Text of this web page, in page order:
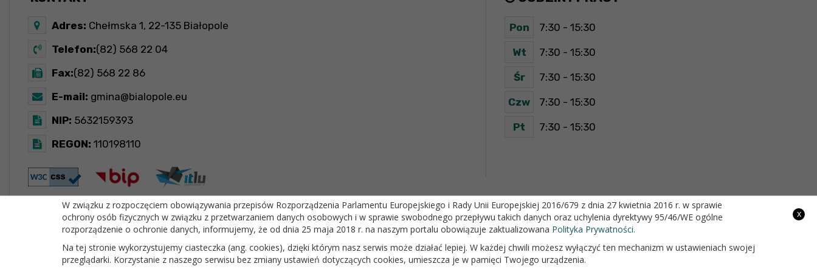
Adres: Chełmska 1, 22-135 Białopole
Telefon:(82) 568 22 04
Fax:(82) 568 22 86
E-mail: gmina@bialopole.eu
NIP: 5632159393
REGON: 110198110
Pon 7:30 - 15:30
Wt 7:30 - 15:30
Śr 7:30 - 15:30
Czw 7:30 - 15:30
Pt 7:30 - 15:30
OFICJALNY SERWIS INTERNETOWY GMINY BIAŁOPOLE Projekt i wykonanie x
W związku z rozpoczęciem obowiązywania przepisów Rozporządzenia Parlamentu Europejskiego i Rady Unii Europejskiej 2016/679 z dnia 27 kwietnia 2016 r. w sprawie
ochrony osób fizycznych w związku z przetwarzaniem danych osobowych i w sprawie swobodnego przepływu takich danych oraz uchylenia dyrektywy 95/46/WE ogólne
rozporządzenie o ochronie danych, informujemy, że od dnia 25 maja 2018 r. na naszym portalu obowiązuje zaktualizowana Polityka Prywatności.
Na tej stronie wykorzystujemy ciasteczka (ang. cookies), dzięki którym nasz serwis może działać lepiej. W każdej chwili możesz wyłączyć ten mechanizm w ustawieniach swojej
przeglądarki. Korzystanie z naszego serwisu bez zmiany ustawień dotyczących cookies, umieszcza je w pamięci Twojego urządzenia.